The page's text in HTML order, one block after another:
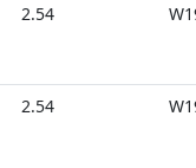
2.54
2.54